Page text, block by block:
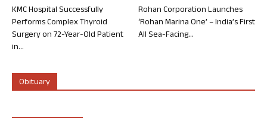
KMC Hospital Successfully
Performs Complex Thyroid
Surgery on 72-Year-Old Patient
in...
Rohan Corporation Launches
‘Rohan Marina One’ – India’s First
All Sea-Facing...
Obituary